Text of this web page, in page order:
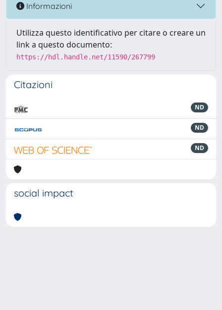
Informazioni
Utilizza questo identificativo per citare o creare un
link a questo documento:
https://hdl.handle.net/11590/267799
Citazioni
ND
ND
ND
social impact